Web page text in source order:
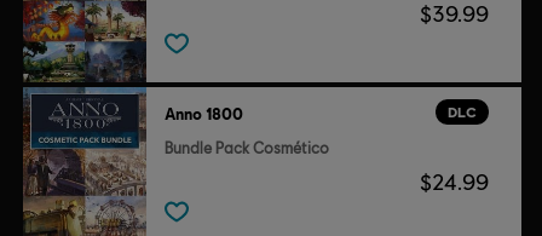
$39.99
DLC
Anno 1800
Bundle Pack Cosmético
$24.99